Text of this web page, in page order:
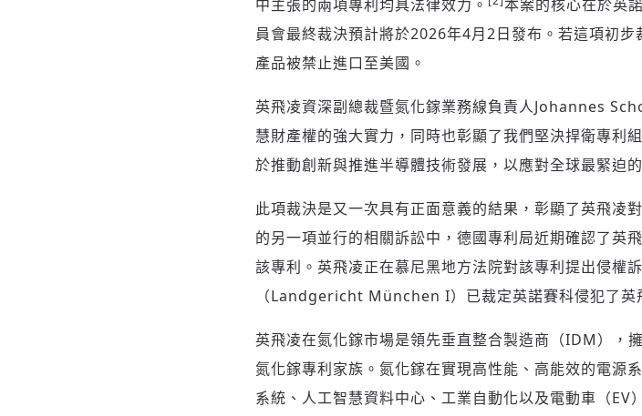
登入或註冊
輸入 Email 驗證碼
中主張的兩項專利均具法律效力。
本案的核心在於英
員會最終裁決預計將於2026年4月2日發布。若這項初
產品被禁止進口至美國。
英飛凌資深副總裁暨氮化鎵業務線負責人Johannes
慧財產權的強大實力，同時也彰顯了我們堅決捍衛專利
於推動創新與推進半導體技術發展，以應對全球最緊迫
此項裁決是又一次具有正面意義的結果，彰顯了英飛凌
的另一項並行的相關訴訟中，德國專利局近期確認了英
該專利。英飛凌正在慕尼黑地方法院對該專利提出侵權訴
（Landgericht München I）已裁定英諾賽科侵犯了英
英飛凌在氮化鎵市場是領先垂直整合製造商（IDM），
氮化鎵專利家族。氮化鎵在實現高性能、高能效的電源
系統、人工智慧資料中心、工業自動化以及電動車（